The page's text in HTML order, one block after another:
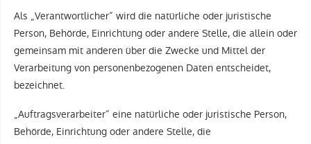
Als „Verantwortlicher“ wird die natürliche oder juristische
Person, Behörde, Einrichtung oder andere Stelle, die allein oder
gemeinsam mit anderen über die Zwecke und Mittel der
Verarbeitung von personenbezogenen Daten entscheidet,
bezeichnet.
„Auftragsverarbeiter“ eine natürliche oder juristische Person,
Behörde, Einrichtung oder andere Stelle, die